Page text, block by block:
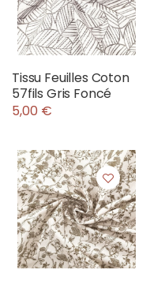
Tissu Feuilles Coton
57fils Gris Foncé
5,00 €